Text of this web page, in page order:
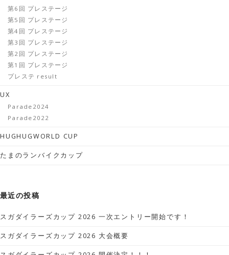
第6回 プレステージ
第5回 プレステージ
第4回 プレステージ
第3回 プレステージ
第2回 プレステージ
第1回 プレステージ
プレステ result
UX
Parade2024
Parade2022
HUGHUGWORLD CUP
たまのランバイクカップ
最近の投稿
スガダイラーズカップ 2026 一次エントリー開始です！
スガダイラーズカップ 2026 大会概要